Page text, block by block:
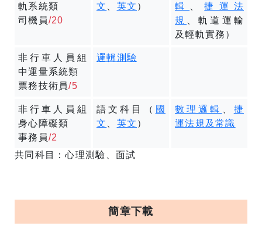
軌系統類
司機員/20
文
英文 ）
輯
、捷運法
規
、軌道運輸
及輕軌實務）
非行車人員組
中運量系統類
票務技術員/5
邏輯測驗
非行車人員組
身心障礙類
事務員/2
語文科目（ 國
文
英文 ）
數理邏輯
捷
運法規及常識
共同科目：心理測驗、面試
簡章下載